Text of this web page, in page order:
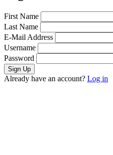
First Name
Last Name
E-Mail Address
Username
Password
Already have an account? Log in